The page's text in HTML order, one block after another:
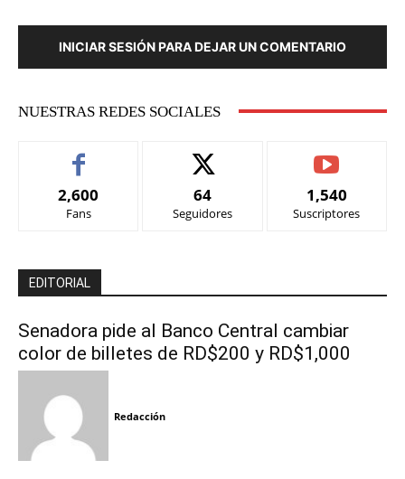
INICIAR SESIÓN PARA DEJAR UN COMENTARIO
NUESTRAS REDES SOCIALES
2,600
Fans
64
Seguidores
1,540
Suscriptores
EDITORIAL
Senadora pide al Banco Central cambiar
color de billetes de RD$200 y RD$1,000
Redacción